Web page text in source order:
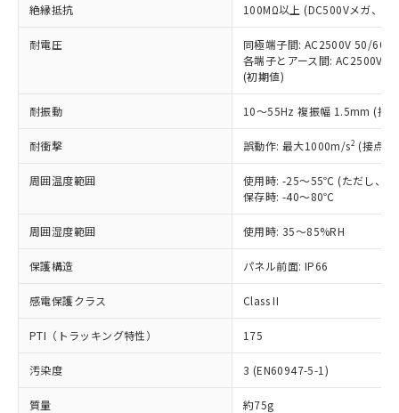
絶縁抵抗 100MΩ以上 (DC500Vメガ、点
耐電圧
同極端子間: AC2500V 50/
各端子とアース間: AC2500V
(初期値)
耐振動 10～55Hz 複振幅 1.5mm (接
耐衝撃 誤動作: 最大1000m/s2 (接点
周囲温度範囲
使用時: -25～55℃ (ただし、氷
保存時: -40～80℃
周囲湿度範囲 使用時: 35～85%RH
保護構造 パネル前面: IP66
感電保護クラス Class II
PTI（トラッキング特性） 175
汚染度 3 (EN60947-5-1)
質量 約75g
覧された時点での実際の在庫および標
準価格とは異なる場合があることをご
正式な納期状況および標準価格はお客
様のお取引先、またはお客様担当のオ
ムロン制御機器販売店・当社販売員に
オムロン制御機器販売店や当社販売拠
販売ネットワーク
」をご確認
在庫状況および標準価格結果を当社の
事前の承諾なく第三者に漏洩または開
示しないようお願いします。
マイパーツ機能（部品リスト作成サー
ビス）をご利用いただくには、I-Web
メンバーズにご登録されている必要が
あります。
お客様が当ウェブサイト上で当社にご
登録された部品リストについて、当社
および当社の共同利用者が、当社の製
品・サービスに関するお客様との取
引・商談に必要な範囲で利用すること
六価クロム(Cr(Ⅵ)) 1000ppm以下、ポリ臭化ビフェニル
類(PBB) 1000ppm以下、ポリ臭化ジフェニルエーテル類
(PBDE) 1000ppm以下、フタル酸ビス(2-エチルヘキシ
ル) (DEHP)(別名：DOP) 1000ppm以下、フタル酸ブチ
ルベンジル（BBP） 1000ppm以下、フタル酸ジブチル
（DBP） 1000ppm以下、フタル酸ジイソブチル
但し、RoHS指令で産業用監視および制御機器に対する
図的な使用がないことを確認しています。
部品在庫の切り替え状況などにより、予定
月が前後することがあります。
※3 非含有証明書ダウンロード
下記の非含有証明書をダウンロードするこ
Pb(鉛) :1000ppm、 Hg(水銀) : 1000ppm、 Cd(カドミウ
ム) : 100ppm、
Cr(Ⅵ)(六価クロム) : 1000ppm、 PBBs(ポリ臭化ビフェ
ニル類) : 1000ppm、 PBDEs(ポリ臭化ジフェニルエーテ
DBP(フタル酸ジブチル) : 1000ppm、 DIBP(フタル酸ジ
イソブチル) : 1000ppm、 BBP(フタル酸ブチルベンジ
DEHP(フタル酸ビス(2-エチルヘキシル)) : 1000ppm
「ｅ」：有害物質（10物質）のすべてが基
準値以下であることを示します。
「10」：通常の使用状況下において有害物
質が外部に漏えいし、環境に深刻な影響を
及ぼさない年数を意味します。
「－」：未確認です。当社販売部門へお問
可)を取得するなどの必要な手続きを
当社は規制貨物を破棄する場合は、完
全に破砕するなど、違法に輸出されな
いよう必要な手段を講じます。
当社は貴社製品を、核兵器、ミサイ
ル、化学兵器、生物兵器またはその他
武器並びにこれらの製造装置等に一切
当社は、貴社製品を第三者に販売する
場合は、上記1、2および3の内容を当
該第三者に通知します。また当社は、
販売先および販売に係わる関係者が違
法に輸出するおそれがある場合は、取
り引きをいたしません。
キャンセル
一定数以上の在庫あり
一定数には満たないが在庫あり
在庫なし(最新の在庫状況につ
いては、お客様のお取引先、ま
たはお客様担当のオムロン制御
機器販売店・当社販売員にご確
受注生産機種、また在庫状況の
情報を公開していない機種